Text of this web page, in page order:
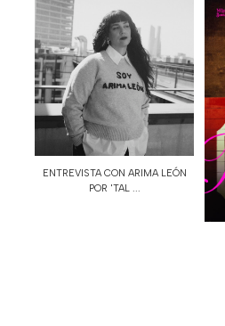
ENTREVISTA CON ARIMA LEÓN
POR 'TAL ...